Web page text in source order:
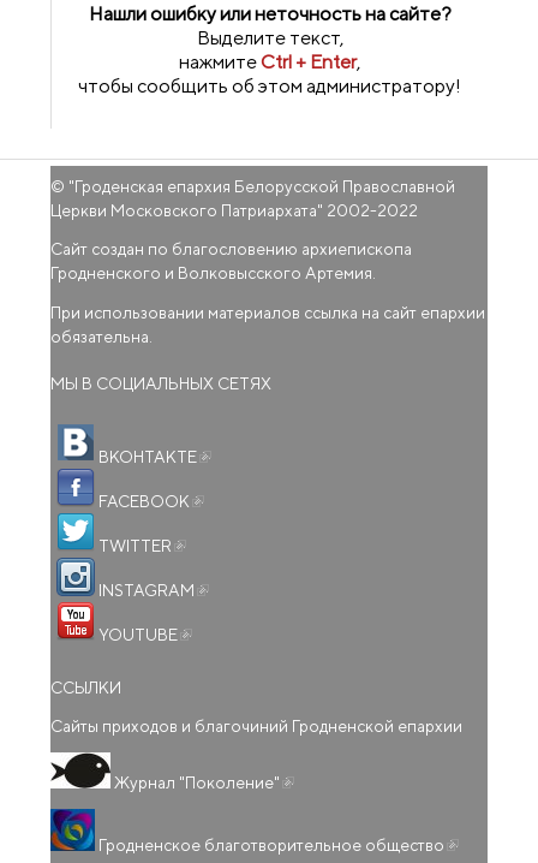
Нашли ошибку или неточность на сайте?
Выделите текст,
нажмитеCtrl + Enter,
чтобы сообщить об этом администратору!
© "Гроденская епархия Белорусской Православной
Церкви Московского Патриархата" 2002-2022
Сайт создан по благословению архиепископа
Гродненского и Волковысского Артемия.
При использовании материалов ссылка на сайт епархии
обязательна.
МЫ В СОЦИАЛЬНЫХ СЕТЯХ
ВКОНТАКТЕ
FACEBOOK
TWITTER
INSTAGRAM
YOUTUBE
ССЫЛКИ
Сайты приходов и благочиний Гродненской епархии
Журнал "Поколение"
Гродненское благотворительное общество ссылка)